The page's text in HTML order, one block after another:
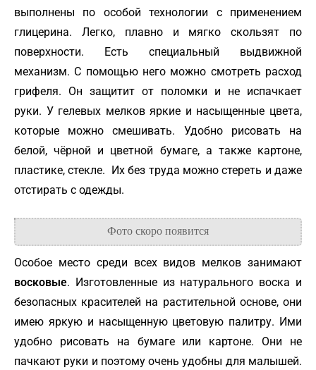
выполнены по особой технологии с применением
глицерина. Легко, плавно и мягко скользят по
поверхности. Есть специальный выдвижной
механизм. С помощью него можно смотреть расход
грифеля. Он защитит от поломки и не испачкает
руки. У гелевых мелков яркие и насыщенные цвета,
которые можно смешивать. Удобно рисовать на
белой, чёрной и цветной бумаге, а также картоне,
пластике, стекле. Их без труда можно стереть и даже
отстирать с одежды.
Особое место среди всех видов мелков занимают
восковые. Изготовленные из натурального воска и
безопасных красителей на растительной основе, они
имею яркую и насыщенную цветовую палитру. Ими
удобно рисовать на бумаге или картоне. Они не
пачкают руки и поэтому очень удобны для малышей.